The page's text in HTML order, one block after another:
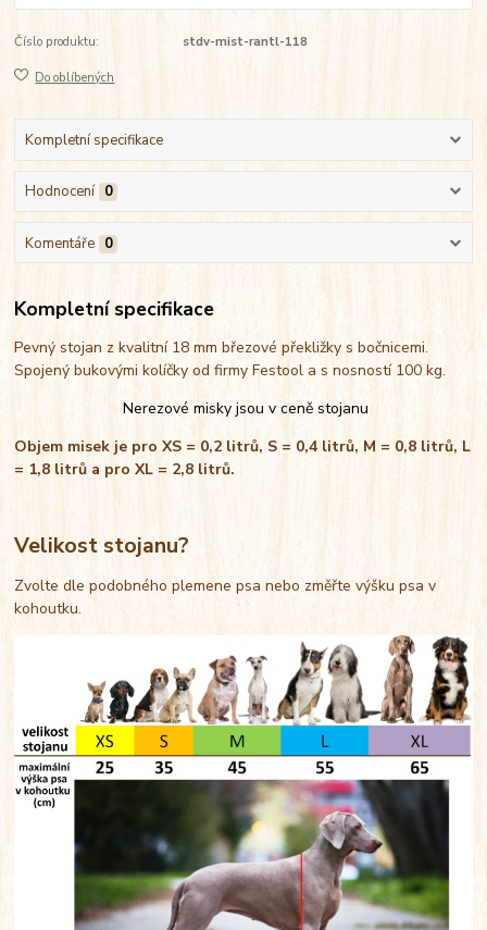
Číslo produktu: stdv-mist-rantl-118
Do oblíbených
Kompletní specifikace
Hodnocení 0
Komentáře 0
Kompletní specifikace
Pevný stojan z kvalitní 18 mm březové překližky s bočnicemi.
Spojený bukovými kolíčky od firmy Festool a s nosností 100 kg.
Nerezové misky jsou v ceně stojanu
Objem misek je pro XS = 0,2 litrů, S = 0,4 litrů, M = 0,8 litrů, L
= 1,8 litrů a pro XL = 2,8 litrů.
Velikost stojanu?
Zvolte dle podobného plemene psa nebo změřte výšku psa v
kohoutku.